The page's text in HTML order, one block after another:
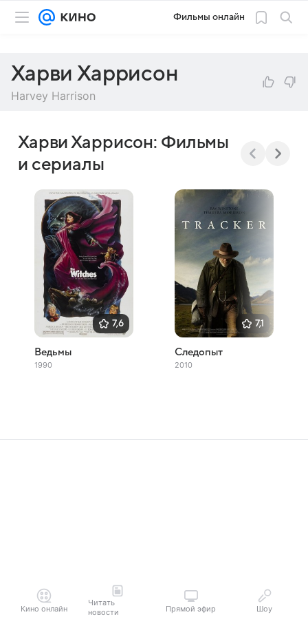
Фильмы онлайн
Харви Харрисон
Harvey Harrison
Харви Харрисон: Фильмы
и сериалы
7,6
Ведьмы
1990
7,1
Следопыт
2010
Кино онлайн
Читать
новости
Прямой эфир Шоу